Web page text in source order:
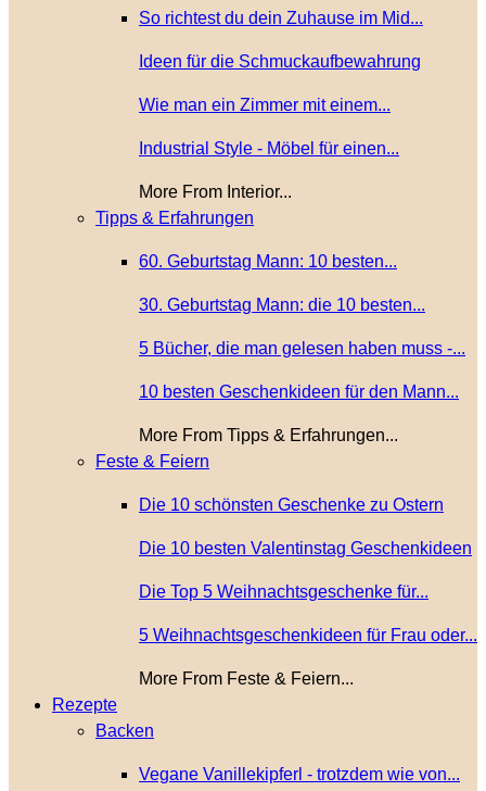
So richtest du dein Zuhause im Mid...
Ideen für die Schmuckaufbewahrung
Wie man ein Zimmer mit einem...
Industrial Style - Möbel für einen...
More From Interior...
Tipps & Erfahrungen
60. Geburtstag Mann: 10 besten...
30. Geburtstag Mann: die 10 besten...
5 Bücher, die man gelesen haben muss -...
10 besten Geschenkideen für den Mann...
More From Tipps & Erfahrungen...
Feste & Feiern
Die 10 schönsten Geschenke zu Ostern
Die 10 besten Valentinstag Geschenkideen
Die Top 5 Weihnachtsgeschenke für...
5 Weihnachtsgeschenkideen für Frau oder...
More From Feste & Feiern...
Rezepte
Backen
Vegane Vanillekipferl - trotzdem wie von...